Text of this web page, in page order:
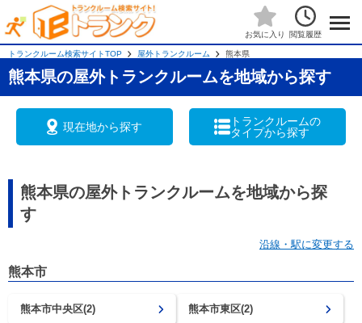
お気に入り 閲覧履歴
トランクルーム検索サイトTOP 屋外トランクルーム 熊本県
熊本県の屋外トランクルームを地域から探す
現在地から探す
トランクルームの
タイプから探す
熊本県の屋外トランクルームを地域から探
す
沿線・駅に変更する
熊本市
熊本市中央区(2) 熊本市東区(2)